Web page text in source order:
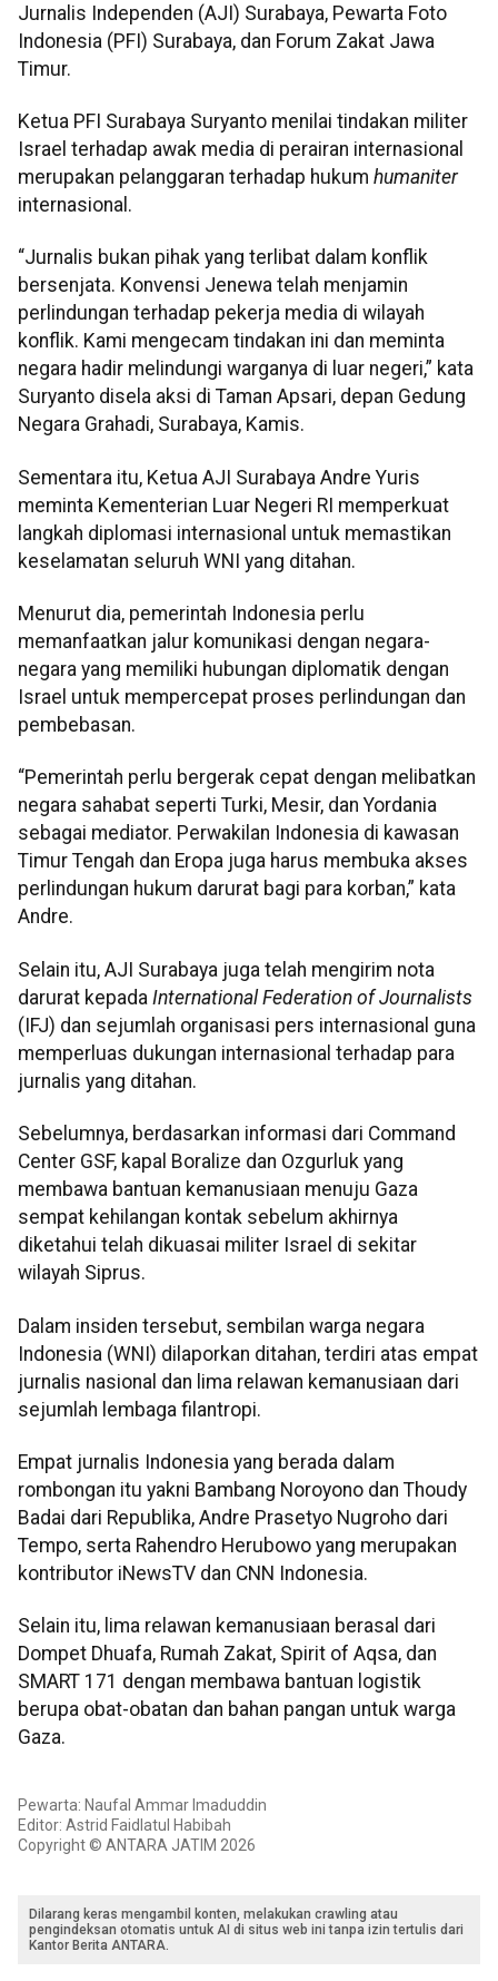
Jurnalis Independen (AJI) Surabaya, Pewarta Foto
Indonesia (PFI) Surabaya, dan Forum Zakat Jawa
Timur.
Ketua PFI Surabaya Suryanto menilai tindakan militer
Israel terhadap awak media di perairan internasional
merupakan pelanggaran terhadap hukum humaniter
internasional.
“Jurnalis bukan pihak yang terlibat dalam konflik
bersenjata. Konvensi Jenewa telah menjamin
perlindungan terhadap pekerja media di wilayah
konflik. Kami mengecam tindakan ini dan meminta
negara hadir melindungi warganya di luar negeri,” kata
Suryanto disela aksi di Taman Apsari, depan Gedung
Negara Grahadi, Surabaya, Kamis.
Sementara itu, Ketua AJI Surabaya Andre Yuris
meminta Kementerian Luar Negeri RI memperkuat
langkah diplomasi internasional untuk memastikan
keselamatan seluruh WNI yang ditahan.
Menurut dia, pemerintah Indonesia perlu
memanfaatkan jalur komunikasi dengan negara-
negara yang memiliki hubungan diplomatik dengan
Israel untuk mempercepat proses perlindungan dan
pembebasan.
“Pemerintah perlu bergerak cepat dengan melibatkan
negara sahabat seperti Turki, Mesir, dan Yordania
sebagai mediator. Perwakilan Indonesia di kawasan
Timur Tengah dan Eropa juga harus membuka akses
perlindungan hukum darurat bagi para korban,” kata
Andre.
Selain itu, AJI Surabaya juga telah mengirim nota
darurat kepada International Federation of Journalists
(IFJ) dan sejumlah organisasi pers internasional guna
memperluas dukungan internasional terhadap para
jurnalis yang ditahan.
Sebelumnya, berdasarkan informasi dari Command
Center GSF, kapal Boralize dan Ozgurluk yang
membawa bantuan kemanusiaan menuju Gaza
sempat kehilangan kontak sebelum akhirnya
diketahui telah dikuasai militer Israel di sekitar
wilayah Siprus.
Dalam insiden tersebut, sembilan warga negara
Indonesia (WNI) dilaporkan ditahan, terdiri atas empat
jurnalis nasional dan lima relawan kemanusiaan dari
sejumlah lembaga filantropi.
Empat jurnalis Indonesia yang berada dalam
rombongan itu yakni Bambang Noroyono dan Thoudy
Badai dari Republika, Andre Prasetyo Nugroho dari
Tempo, serta Rahendro Herubowo yang merupakan
kontributor iNewsTV dan CNN Indonesia.
Selain itu, lima relawan kemanusiaan berasal dari
Dompet Dhuafa, Rumah Zakat, Spirit of Aqsa, dan
SMART 171 dengan membawa bantuan logistik
berupa obat-obatan dan bahan pangan untuk warga
Gaza.
Pewarta: Naufal Ammar Imaduddin
Editor: Astrid Faidlatul Habibah
Copyright © ANTARA JATIM 2026
Dilarang keras mengambil konten, melakukan crawling atau
pengindeksan otomatis untuk AI di situs web ini tanpa izin tertulis dari
Kantor Berita ANTARA.